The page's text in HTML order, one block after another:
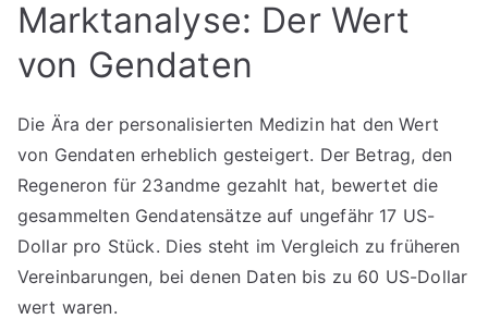
Marktanalyse: Der Wert
von Gendaten
Die Ära der personalisierten Medizin hat den Wert
von Gendaten erheblich gesteigert. Der Betrag, den
Regeneron für 23andme gezahlt hat, bewertet die
gesammelten Gendatensätze auf ungefähr 17 US-
Dollar pro Stück. Dies steht im Vergleich zu früheren
Vereinbarungen, bei denen Daten bis zu 60 US-Dollar
wert waren.